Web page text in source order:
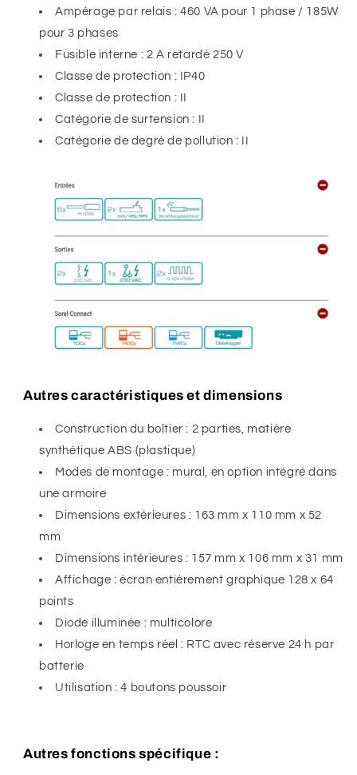
Ampérage par relais : 460 VA pour 1 phase / 185W
pour 3 phases
Fusible interne : 2 A retardé 250 V
Classe de protection : IP40
Classe de protection : II
Catégorie de surtension : II
Catégorie de degré de pollution : II
Autres caractéristiques et dimensions
Construction du boîtier : 2 parties, matière
synthétique ABS (plastique)
Modes de montage : mural, en option intégré dans
une armoire
Dimensions extérieures : 163 mm x 110 mm x 52
mm
Dimensions intérieures : 157 mm x 106 mm x 31 mm
Affichage : écran entièrement graphique 128 x 64
points
Diode illuminée : multicolore
Horloge en temps réel : RTC avec réserve 24 h par
batterie
Utilisation : 4 boutons poussoir
Autres fonctions spécifique :